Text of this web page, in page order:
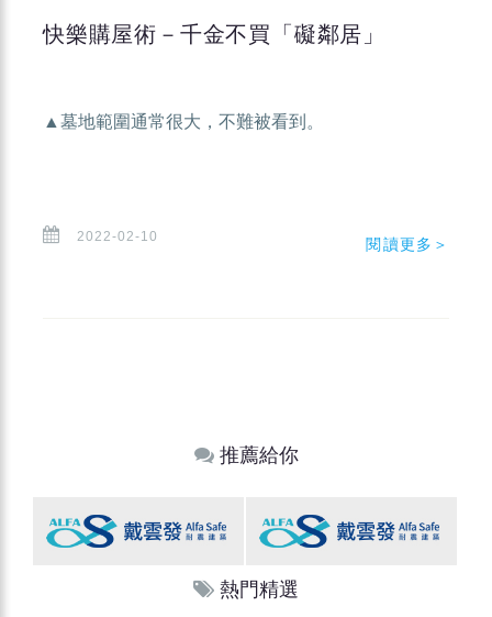
快樂購屋術－千金不買「礙鄰居」
▲墓地範圍通常很大，不難被看到。
2022-02-10 閱讀更多＞
推薦給你
熱門精選